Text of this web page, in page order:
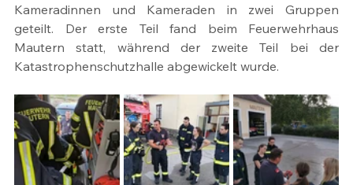
Kameradinnen und Kameraden in zwei Gruppen
geteilt. Der erste Teil fand beim Feuerwehrhaus
Mautern statt, während der zweite Teil bei der
Katastrophenschutzhalle abgewickelt wurde.